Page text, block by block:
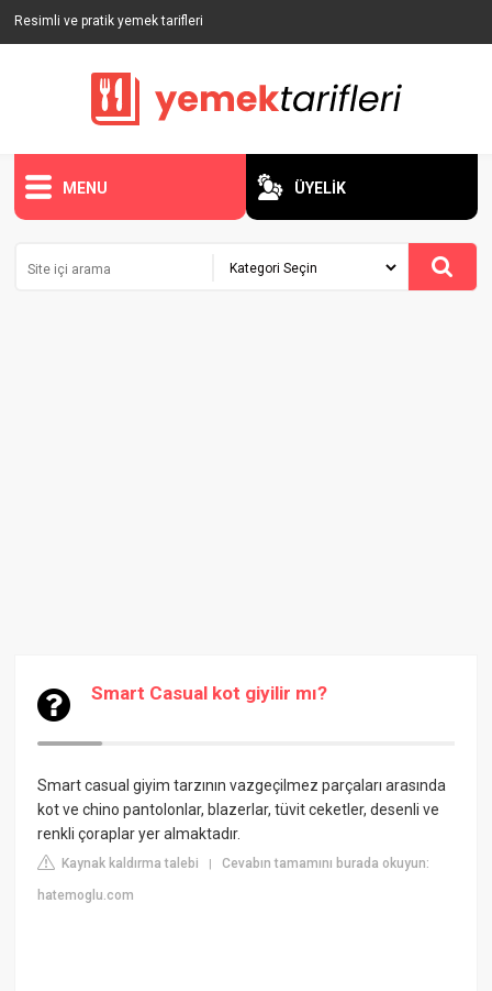
Resimli ve pratik yemek tarifleri
MENU ÜYELİK
Smart Casual kot giyilir mı?
Smart casual giyim tarzının vazgeçilmez parçaları arasında
kot ve chino pantolonlar, blazerlar, tüvit ceketler, desenli ve
renkli çoraplar yer almaktadır.
Kaynak kaldırma talebi |Cevabın tamamını burada okuyun:
hatemoglu.com